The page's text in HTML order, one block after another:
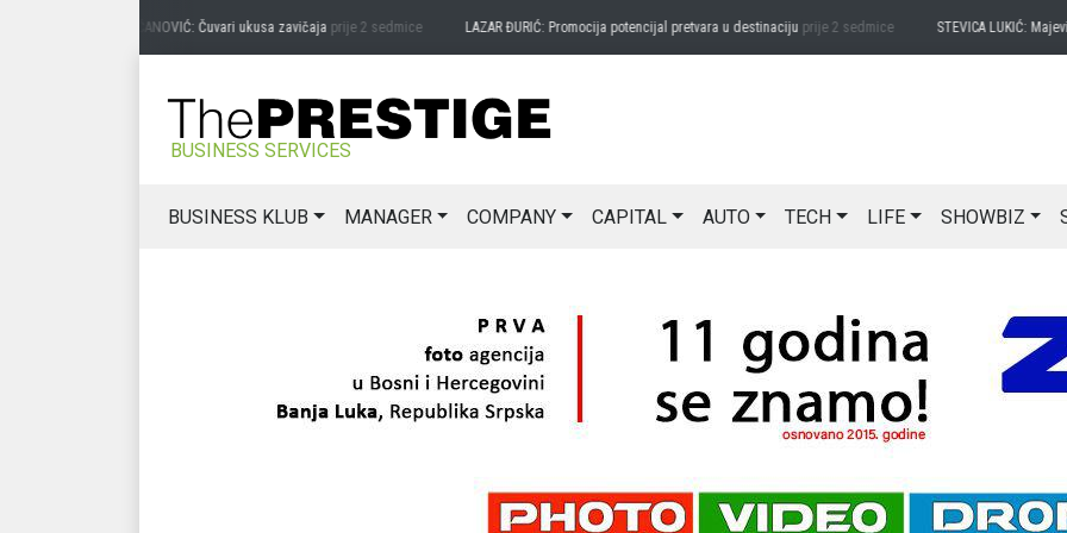
PREDRAG MIĆANOVIĆ: Čuvari ukusa zavičajaprije 2 sedmice LAZAR ĐURIĆ: Promocija potencijal pretvara u destinacijuprije 2 sedmice STEVICA LUKIĆ:
BUSINESS SERVICES
BUSINESS KLUB MANAGER COMPANY CAPITAL AUTO TECH LIFE SHOWBIZ